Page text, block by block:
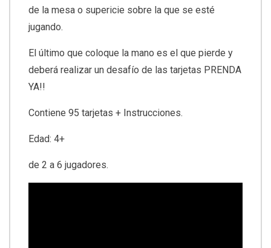
de la mesa o supericie sobre la que se esté
jugando.
El último que coloque la mano es el que pierde y
deberá realizar un desafío de las tarjetas PRENDA
YA!!
Contiene 95 tarjetas + Instrucciones.
Edad: 4+
de 2 a 6 jugadores.